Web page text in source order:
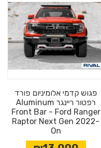
פגוש קדמי אלומיניום פורד
רפטור ריינגר Aluminum
Front Bar - Ford Ranger
Raptor Next Gen 2022-
On